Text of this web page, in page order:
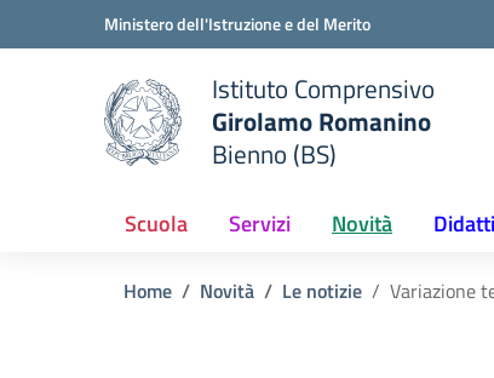
Vai ai contenuti
Vai al menu di navigazioneMinistero dell'Istruzione e del Merito
scuola
Istituto Comprensivo
Girolamo Romanino
Bienno (BS)
Scuola Servizi Novità
Home Novità Le notizie Variazione